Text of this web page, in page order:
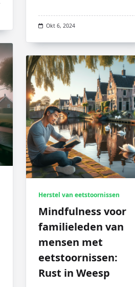
Okt 6, 2024
Herstel van eetstoornissen
Mindfulness voor
familieleden van
mensen met
eetstoornissen:
Rust in Weesp